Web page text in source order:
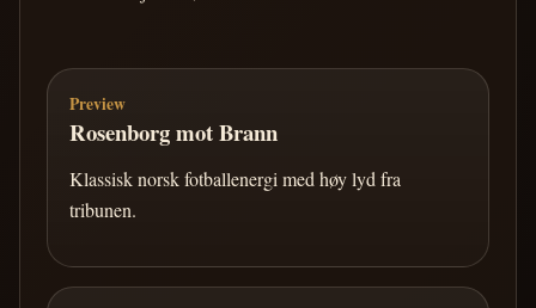
Preview
Rosenborg mot Brann
Klassisk norsk fotballenergi med høy lyd fra
tribunen.